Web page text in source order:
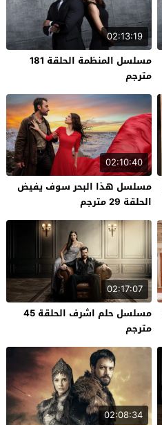
02:13:19
مسلسل المنظمة الحلقة 181
مترجم
02:10:40
مسلسل هذا البحر سوف يفيض
الحلقة 29 مترجم
02:17:07
مسلسل حلم اشرف الحلقة 45
مترجم
02:08:34